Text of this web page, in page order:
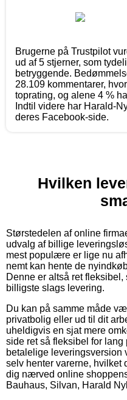
Brugerne på Trustpilot
ud af 5 stjerner, som
betryggende.
28.109 kommentarer,
toprating, og alene 4 %
Indtil videre har Harald-
deres Facebook-side.
Hvilken
Størstedelen af online
udvalg af billige
mest populære er lige nu
nemt kan hente de
Denne er altså ret
billigste slags levering.
Du kan på samme måde
privatbolig eller ud til dit
uheldigvis en sjat mere
side ret så fleksibel for
betalelige leveringsversion
selv henter varerne, hvilket
dig nærved online
Bauhaus, Silvan, Harald